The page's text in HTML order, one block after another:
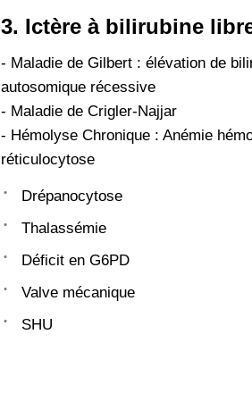
3. Ictère à bilirubine
- Maladie de Gilbert : élévation de
autosomique récessive
- Maladie de Crigler-Najjar
- Hémolyse Chronique : Anémie
réticulocytose
Drépanocytose
Thalassémie
Déficit en G6PD
Valve mécanique
SHU